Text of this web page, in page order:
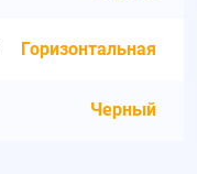
Горизонтальная
Черный